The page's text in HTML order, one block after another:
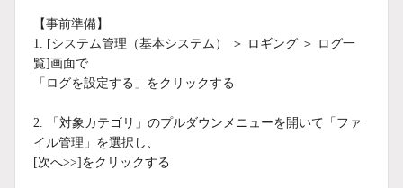
【事前準備】
1. [システム管理（基本システム） ＞ ロギング ＞ ログ一
覧]画面で
「ログを設定する」をクリックする
2. 「対象カテゴリ」のプルダウンメニューを開いて「ファ
イル管理」を選択し、
[次へ>>]をクリックする